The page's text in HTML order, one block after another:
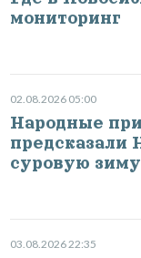
мониторинг
02.08.2026 05:00
Народные
предсказали
суровую зиму
03.08.2026 22:35